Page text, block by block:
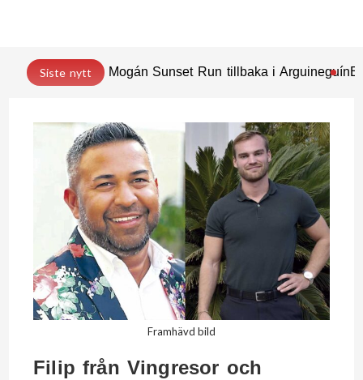
Siste nytt Mogán Sunset Run tillbaka i Arguineguín
Framhävd bild
Filip från Vingresor och